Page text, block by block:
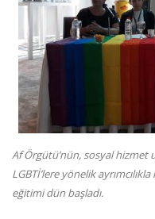
Af Örgütü’nün, sosyal hizmet
LGBTİ’lere yönelik
eğitimi dün başladı.